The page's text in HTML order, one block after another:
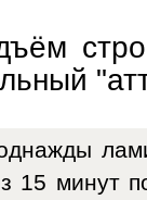
15 минут